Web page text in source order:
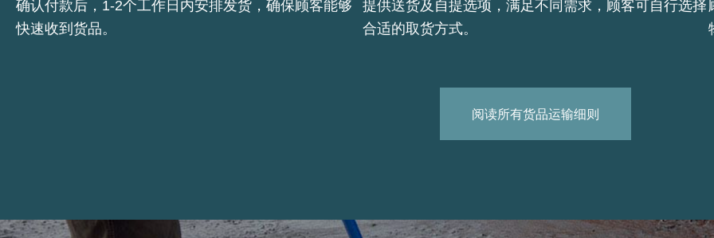
确认付款后，1-2个工作日内安排发货，确保顾客能够
快速收到货品。
提供送货及自提选项，满足不同需求，顾客可自行选择
合适的取货方式。
阅读所有货品运输细则